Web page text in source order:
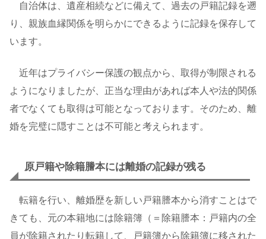
自治体は、遺産相続などに備えて、過去の戸籍記録を遡
り、親族血縁関係を明らかにできるように記録を保存して
います。
近年はプライバシー保護の観点から、取得が制限される
ようになりましたが、正当な理由があれば本人や法的関係
者でなくても取得は可能となっております。そのため、離
婚を完璧に隠すことは不可能と考えられます。
原戸籍や除籍謄本には離婚の記録が残る
転籍を行い、離婚歴を新しい戸籍謄本から消すことはで
きても、元の本籍地には除籍簿（＝除籍謄本：戸籍内の全
員が除籍されたり転籍して、戸籍簿から除籍簿に移された